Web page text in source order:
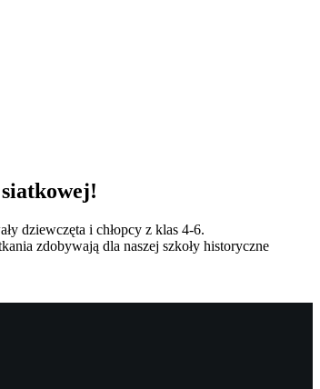
dziewczęta i chłopcy z klas 4-6.
zdobywają dla naszej szkoły historyczne